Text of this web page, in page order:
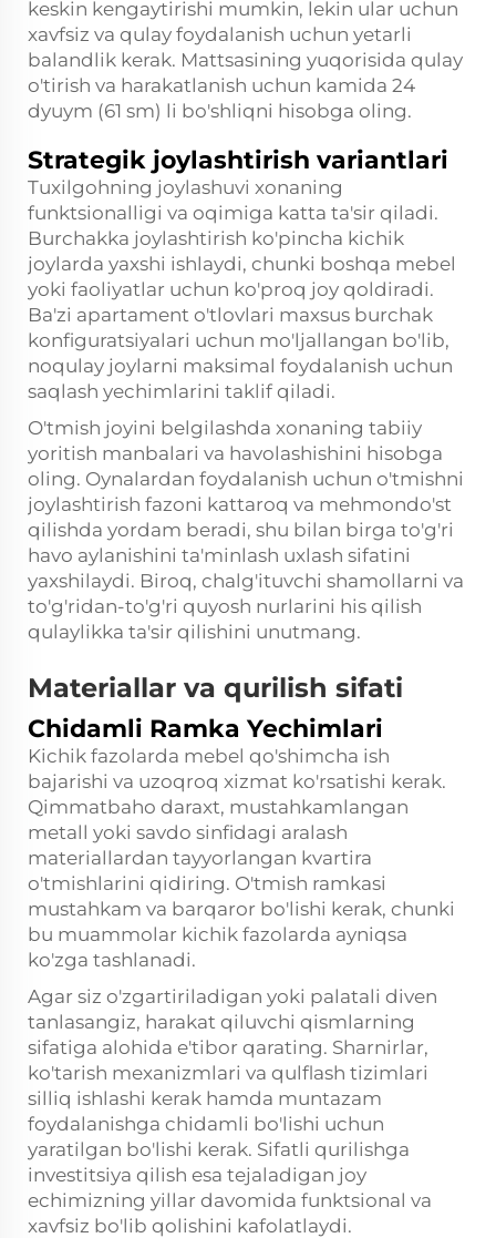
keskin kengaytirishi mumkin, lekin ular uchun
xavfsiz va qulay foydalanish uchun yetarli
balandlik kerak. Mattsasining yuqorisida qulay
o'tirish va harakatlanish uchun kamida 24
dyuym (61 sm) li bo'shliqni hisobga oling.
Strategik joylashtirish variantlari
Tuxilgohning joylashuvi xonaning
funktsionalligi va oqimiga katta ta'sir qiladi.
Burchakka joylashtirish ko'pincha kichik
joylarda yaxshi ishlaydi, chunki boshqa mebel
yoki faoliyatlar uchun ko'proq joy qoldiradi.
Ba'zi apartament o'tlovlari maxsus burchak
konfiguratsiyalari uchun mo'ljallangan bo'lib,
noqulay joylarni maksimal foydalanish uchun
saqlash yechimlarini taklif qiladi.
O'tmish joyini belgilashda xonaning tabiiy
yoritish manbalari va havolashishini hisobga
oling. Oynalardan foydalanish uchun o'tmishni
joylashtirish fazoni kattaroq va mehmondo'st
qilishda yordam beradi, shu bilan birga to'g'ri
havo aylanishini ta'minlash uxlash sifatini
yaxshilaydi. Biroq, chalg'ituvchi shamollarni va
to'g'ridan-to'g'ri quyosh nurlarini his qilish
qulaylikka ta'sir qilishini unutmang.
Materiallar va qurilish sifati
Chidamli Ramka Yechimlari
Kichik fazolarda mebel qo'shimcha ish
bajarishi va uzoqroq xizmat ko'rsatishi kerak.
Qimmatbaho daraxt, mustahkamlangan
metall yoki savdo sinfidagi aralash
materiallardan tayyorlangan kvartira
o'tmishlarini qidiring. O'tmish ramkasi
mustahkam va barqaror bo'lishi kerak, chunki
bu muammolar kichik fazolarda ayniqsa
ko'zga tashlanadi.
Agar siz o'zgartiriladigan yoki palatali diven
tanlasangiz, harakat qiluvchi qismlarning
sifatiga alohida e'tibor qarating. Sharnirlar,
ko'tarish mexanizmlari va qulflash tizimlari
silliq ishlashi kerak hamda muntazam
foydalanishga chidamli bo'lishi uchun
yaratilgan bo'lishi kerak. Sifatli qurilishga
investitsiya qilish esa tejaladigan joy
echimizning yillar davomida funktsional va
xavfsiz bo'lib qolishini kafolatlaydi.